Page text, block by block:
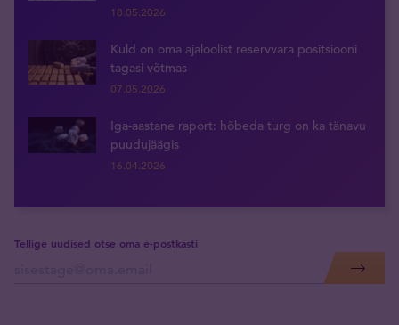
18.05.2026
Kuld on oma ajaloolist reservvara positsiooni
tagasi võtmas
07.05.2026
Iga-aastane raport: hõbeda turg on ka tänavu
puudujäägis
16.04.2026
Tellige uudised otse oma e-postkasti